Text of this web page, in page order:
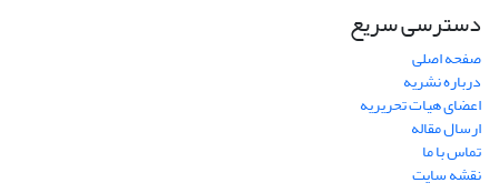
دسترسی سریع
صفحه اصلی
درباره نشریه
اعضای هیات تحریریه
ارسال مقاله
تماس با ما
نقشه سایت